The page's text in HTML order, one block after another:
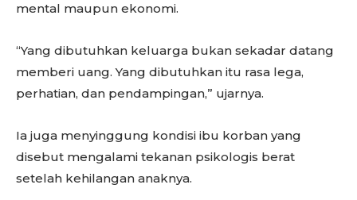
mental maupun ekonomi.
“Yang dibutuhkan keluarga bukan sekadar datang
memberi uang. Yang dibutuhkan itu rasa lega,
perhatian, dan pendampingan,” ujarnya.
Ia juga menyinggung kondisi ibu korban yang
disebut mengalami tekanan psikologis berat
setelah kehilangan anaknya.